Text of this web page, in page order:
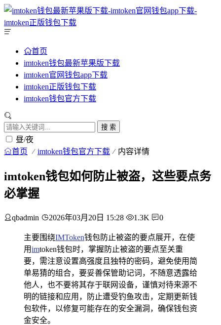
首页
imtoken钱包最新苹果版下载
imtoken官网钱包app下载
imtoken正版钱包下载
imtoken钱包官方下载
搜 索
昼/夜
首页 imtoken钱包官方下载 内容详情
imtoken钱包如何防止被盗，这些要点务
必掌握
qbadmin 2026年03月20日 15:28 1.3K 0
主要围绕IMToken钱包防止被盗的要点展开，在使
用imtoken钱包时，掌握防止被盗的要点至关重
要，需注意设置高强度且独特的密码，避免使用简
单易猜的组合，要妥善保管助记词，不随意透露给
他人，也不要将其存于联网设备，谨慎对待来源不
明的链接和应用，防止遭受钓鱼攻击，定期更新钱
包软件，以修复可能存在的安全漏洞，确保钱包资
金安全。